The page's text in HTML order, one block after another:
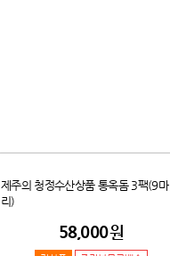
제주의 청정수산상품 통옥돔 3팩(9마
리)
58,000원